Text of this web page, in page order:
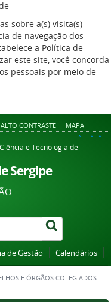
sobre a(s) visita(s)
de navegação dos
a Política de
este site, você concorda
pessoais por meio de
ALTO CONTRASTE MAPA
A+ A A-
e Tecnologia de
Sergipe
de Gestão Calendários
E ÓRGÃOS COLEGIADOS